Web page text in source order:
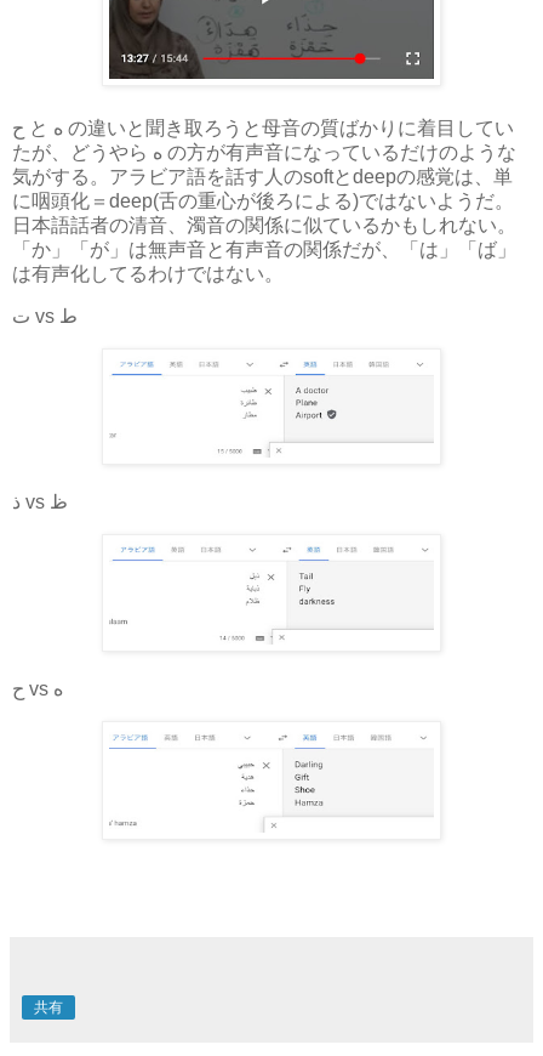
ح と ه の違いと聞き取ろうと母音の質ばかりに着目してい
たが、どうやら ه の方が有声音になっているだけのような
気がする。アラビア語を話す人のsoftとdeepの感覚は、単
に咽頭化＝deep(舌の重心が後ろによる)ではないようだ。
日本語話者の清音、濁音の関係に似ているかもしれない。
「か」「が」は無声音と有声音の関係だが、「は」「ば」
は有声化してるわけではない。
ت vs ط
ذ vs ظ
ح vs ه
共有